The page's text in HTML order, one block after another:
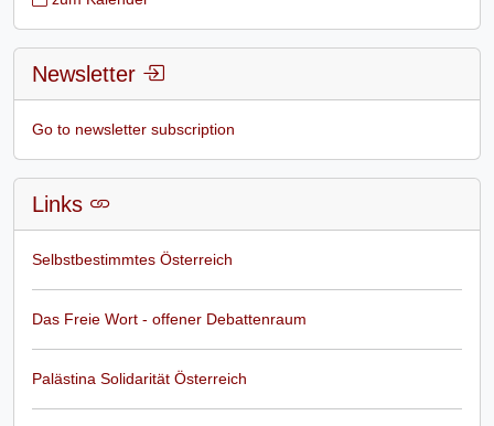
Newsletter
Go to newsletter subscription
Links
Selbstbestimmtes Österreich
Das Freie Wort - offener Debattenraum
Palästina Solidarität Österreich